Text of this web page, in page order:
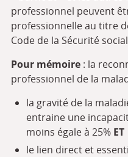
professionnel peuvent
professionnelle au titre
Code de la Sécurité
Pour mémoire: la
professionnel de la
la gravité de la
entraine une
moins égale à 25% ET
le lien direct et